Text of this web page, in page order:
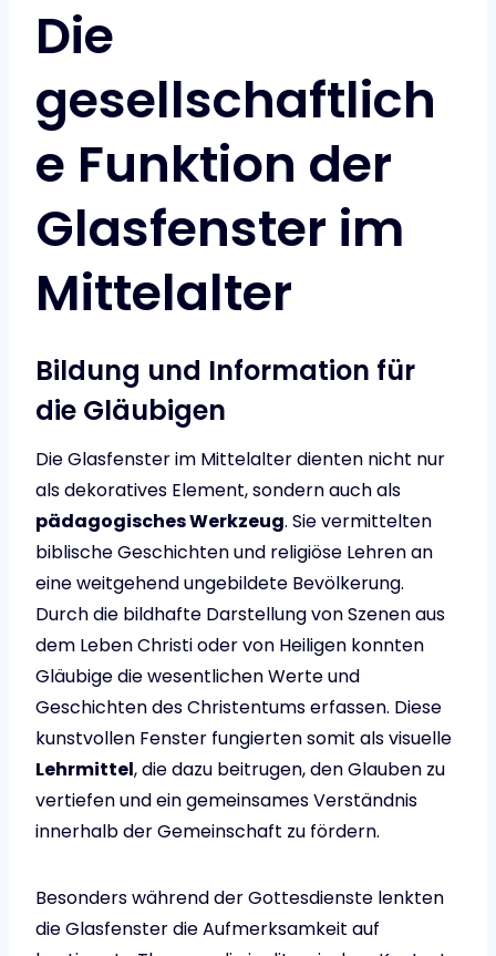
Die
gesellschaftlich
e Funktion der
Glasfenster im
Mittelalter
Bildung und Information für
die Gläubigen
Die Glasfenster im Mittelalter dienten nicht nur
als dekoratives Element, sondern auch als
pädagogisches Werkzeug. Sie vermittelten
biblische Geschichten und religiöse Lehren an
eine weitgehend ungebildete Bevölkerung.
Durch die bildhafte Darstellung von Szenen aus
dem Leben Christi oder von Heiligen konnten
Gläubige die wesentlichen Werte und
Geschichten des Christentums erfassen. Diese
kunstvollen Fenster fungierten somit als visuelle
Lehrmittel, die dazu beitrugen, den Glauben zu
vertiefen und ein gemeinsames Verständnis
innerhalb der Gemeinschaft zu fördern.
Besonders während der Gottesdienste lenkten
die Glasfenster die Aufmerksamkeit auf